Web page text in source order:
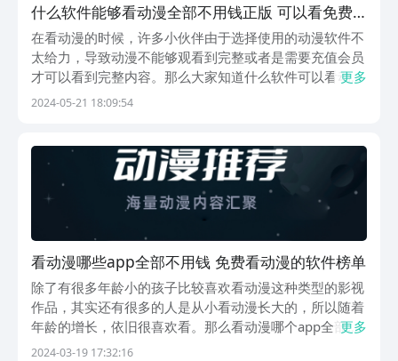
什么软件能够看动漫全部不用钱正版 可以看免费
正版动漫的软件分享
在看动漫的时候，许多小伙伴由于选择使用的动漫软件不
太给力，导致动漫不能够观看到完整或者是需要充值会员
才可以看到完整内容。那么大家知道什么软件可以看动漫
全部免费正版吗？为了能够让大家下载到能获得完整免费
更多
2024-05-21 18:09:54
看动漫哪些app全部不用钱 免费看动漫的软件榜单
除了有很多年龄小的孩子比较喜欢看动漫这种类型的影视
作品，其实还有很多的人是从小看动漫长大的，所以随着
年龄的增长，依旧很喜欢看。那么看动漫哪个app全部免
费呢？今天小编就给大家详细的介绍几款，既可以让用户
更多
2024-03-19 17:32:16